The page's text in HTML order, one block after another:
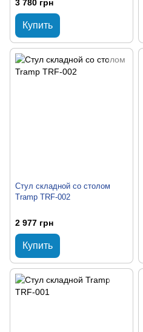
3 780 грн
Купить
Стул складной со столом
Tramp TRF-002
2 977 грн
Купить